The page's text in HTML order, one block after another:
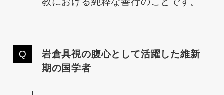
岩倉具視の腹心として活躍した維新
期の国学者